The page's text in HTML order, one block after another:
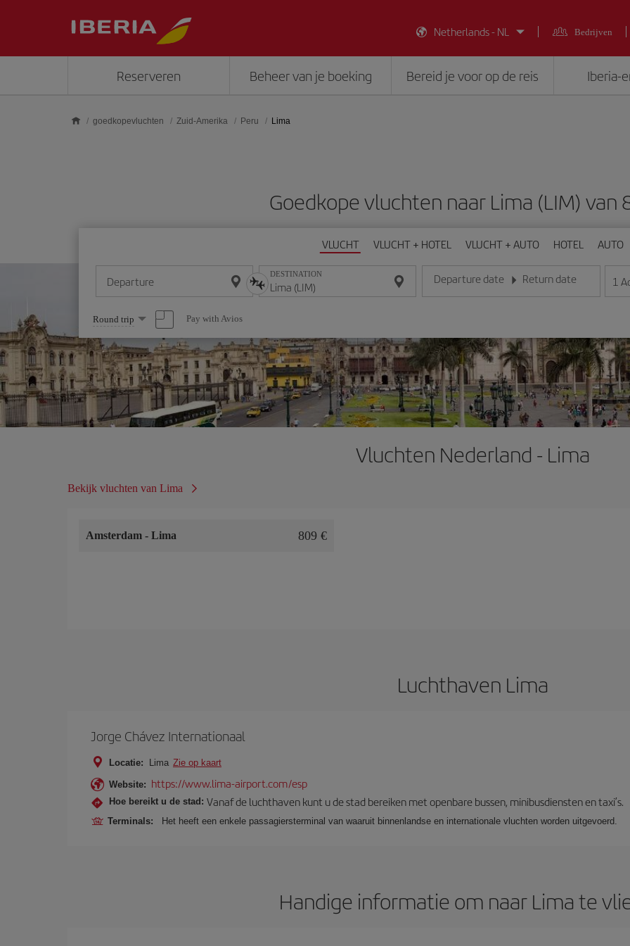
Netherlands - NL
Bedrijven
Reserveren Beheer van je boeking Bereid je voor op de reis Iberia-
goedkopevluchten Zuid-Amerika Peru Lima
Goedkope vluchten naar Lima (LIM) van
VLUCHT VLUCHT + HOTEL VLUCHT + AUTO HOTEL AUTO
Departure DESTINATION Departure date
Voer de datum in het formaat dag/maand/jaar in
Return date
Voer de datum in het 1
Select
one
option
Round trip Pay with Avios
Vluchten Nederland - Lima
Bekijk vluchten van Lima
Amsterdam - Lima 809 €
Luchthaven Lima
Jorge Chávez Internationaal
Locatie: Lima Zie op kaart
Website: https://www.lima-airport.com/esp
Hoe bereikt u de stad: Vanaf de luchthaven kunt u de stad bereiken met openbare bussen, minibusdiensten en taxi’s.
Terminals: Het heeft een enkele passagiersterminal van waaruit binnenlandse en internationale vluchten worden uitgevoerd.
Handige informatie om naar Lima te